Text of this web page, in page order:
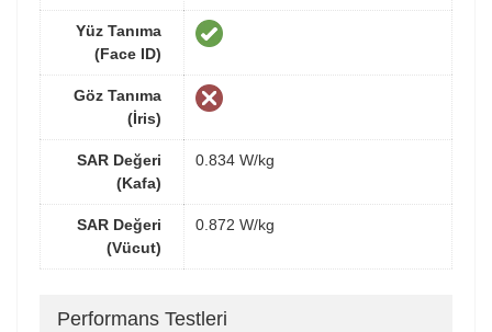
Yüz Tanıma
(Face ID)
Göz Tanıma
(İris)
SAR Değeri
(Kafa)
0.834 W/kg
SAR Değeri
(Vücut)
0.872 W/kg
Performans Testleri